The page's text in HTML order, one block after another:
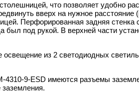
что позволяет удобно
вверх на нужное
Перфорированная задняя стенка
под рукой. В верхней части
из 2 светодиодных
9-ESD имеются разъемы